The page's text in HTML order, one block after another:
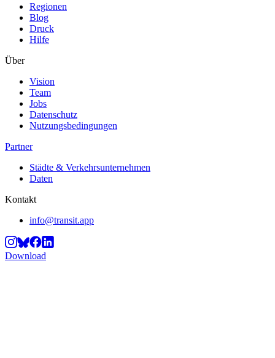
Regionen
Blog
Druck
Hilfe
Über
Vision
Team
Jobs
Datenschutz
Nutzungsbedingungen
Partner
Städte & Verkehrsunternehmen
Daten
Kontakt
info@transit.app
Download